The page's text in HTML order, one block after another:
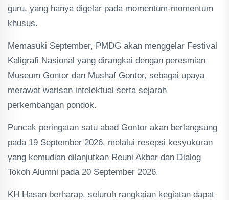
guru, yang hanya digelar pada momentum-momentum
khusus.
Memasuki September, PMDG akan menggelar Festival
Kaligrafi Nasional yang dirangkai dengan peresmian
Museum Gontor dan Mushaf Gontor, sebagai upaya
merawat warisan intelektual serta sejarah
perkembangan pondok.
Puncak peringatan satu abad Gontor akan berlangsung
pada 19 September 2026, melalui resepsi kesyukuran
yang kemudian dilanjutkan Reuni Akbar dan Dialog
Tokoh Alumni pada 20 September 2026.
KH Hasan berharap, seluruh rangkaian kegiatan dapat